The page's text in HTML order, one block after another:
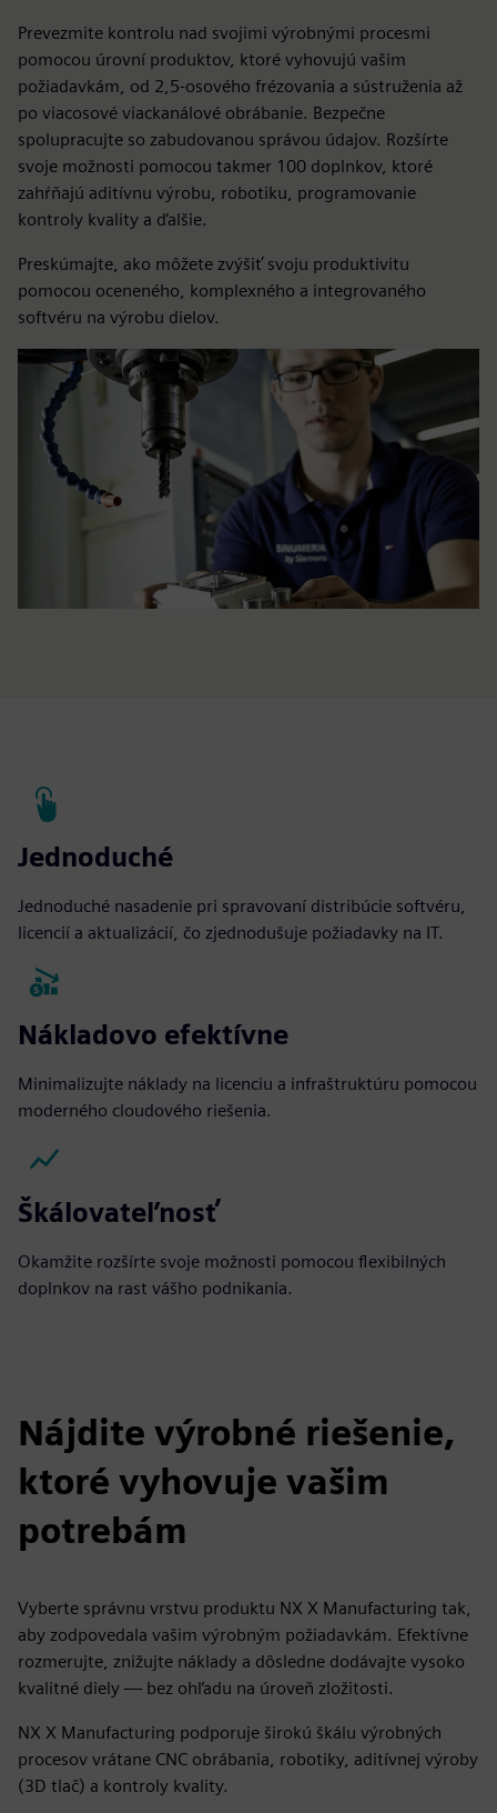
Prevezmite kontrolu nad svojimi výrobnými procesmi
pomocou úrovní produktov, ktoré vyhovujú vašim
požiadavkám, od 2,5-osového frézovania a sústruženia až
po viacosové viackanálové obrábanie. Bezpečne
spolupracujte so zabudovanou správou údajov. Rozšírte
svoje možnosti pomocou takmer 100 doplnkov, ktoré
zahŕňajú aditívnu výrobu, robotiku, programovanie
kontroly kvality a ďalšie.
Preskúmajte, ako môžete zvýšiť svoju produktivitu
pomocou oceneného, komplexného a integrovaného
softvéru na výrobu dielov.
Jednoduché
Jednoduché nasadenie pri spravovaní distribúcie softvéru,
licencií a aktualizácií, čo zjednodušuje požiadavky na IT.
Nákladovo efektívne
Minimalizujte náklady na licenciu a infraštruktúru pomocou
moderného cloudového riešenia.
Škálovateľnosť
Okamžite rozšírte svoje možnosti pomocou flexibilných
doplnkov na rast vášho podnikania.
Nájdite výrobné riešenie,
ktoré vyhovuje vašim
potrebám
Vyberte správnu vrstvu produktu NX X Manufacturing tak,
aby zodpovedala vašim výrobným požiadavkám. Efektívne
rozmerujte, znižujte náklady a dôsledne dodávajte vysoko
kvalitné diely — bez ohľadu na úroveň zložitosti.
NX X Manufacturing podporuje širokú škálu výrobných
procesov vrátane CNC obrábania, robotiky, aditívnej výroby
(3D tlač) a kontroly kvality.